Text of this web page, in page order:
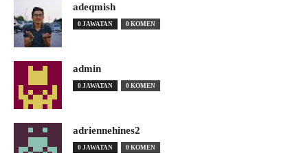
adeqmish
0 JAWATAN 0 KOMEN
admin
0 JAWATAN 0 KOMEN
adriennehines2
0 JAWATAN 0 KOMEN